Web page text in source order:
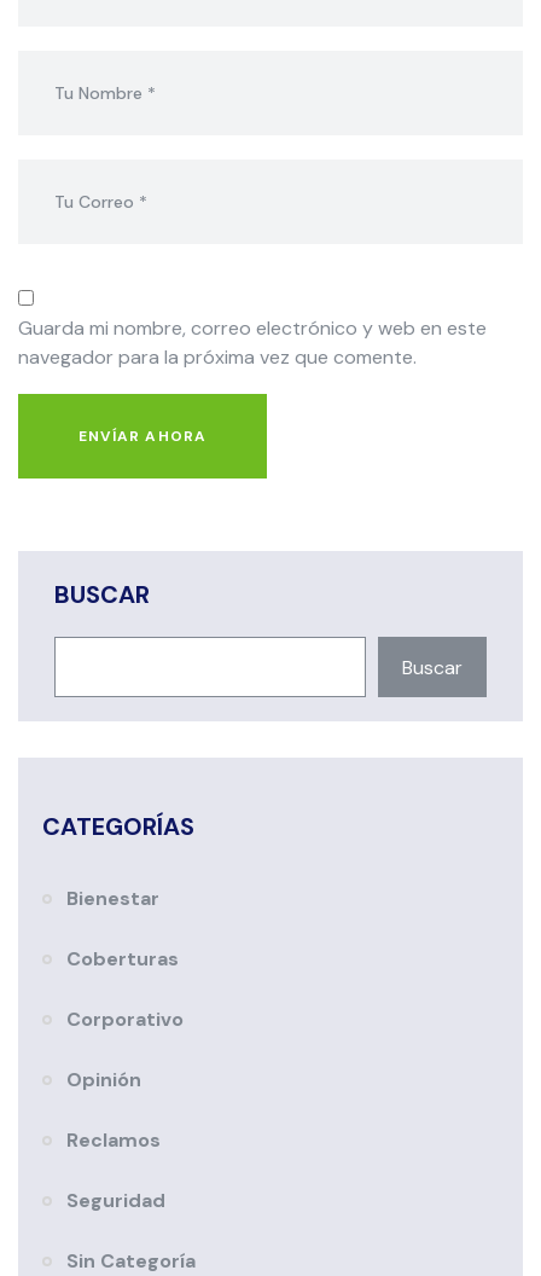
Guarda mi nombre, correo electrónico y web en este
navegador para la próxima vez que comente.
ENVÍAR AHORA
BUSCAR
Buscar
CATEGORÍAS
Bienestar
Coberturas
Corporativo
Opinión
Reclamos
Seguridad
Sin Categoría